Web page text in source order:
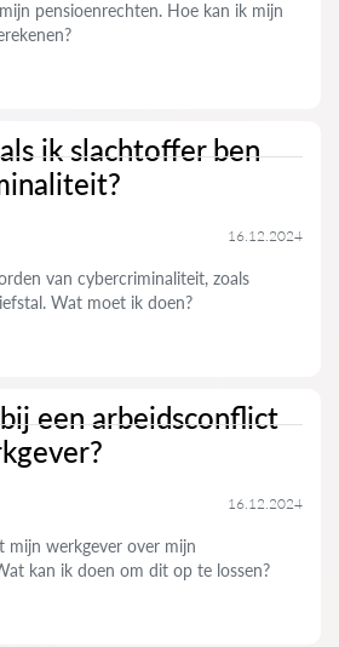
pensioenrechten. Hoe kan ik mijn
ik slachtoffer ben
16.12.2024
van cybercriminaliteit, zoals
Wat moet ik doen?
een arbeidsconflict
16.12.2024
mijn werkgever over mijn
kan ik doen om dit op te lossen?